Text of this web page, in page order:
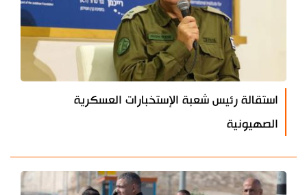
استقالة رئيس شعبة الإستخبارات العسكرية
الصهيونية